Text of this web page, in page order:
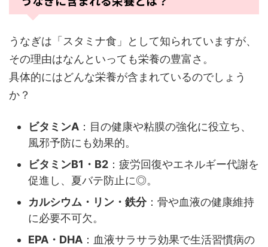
うなぎは「スタミナ食」として知られていますが、
その理由はなんといっても栄養の豊富さ。
具体的にはどんな栄養が含まれているのでしょう
か？
ビタミンA ：目の健康や粘膜の強化に役立ち、
風邪予防にも効果的。
ビタミンB1・B2 ：疲労回復やエネルギー代謝を
促進し、夏バテ防止に◎。
カルシウム・リン・鉄分：骨や血液の健康維持
に必要不可欠。
EPA・DHA ：血液サラサラ効果で生活習慣病の